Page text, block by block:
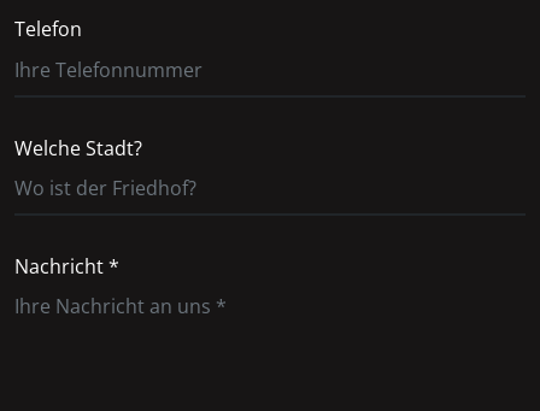
Telefon
Welche Stadt?
Nachricht *